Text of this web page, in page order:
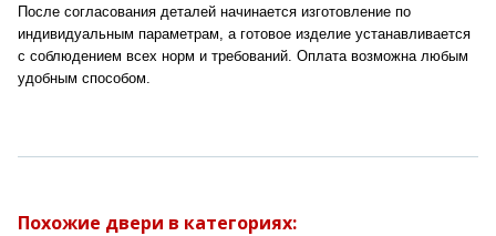
После согласования деталей начинается изготовление по
индивидуальным параметрам, а готовое изделие устанавливается
с соблюдением всех норм и требований. Оплата возможна любым
удобным способом.
Похожие двери в категориях: